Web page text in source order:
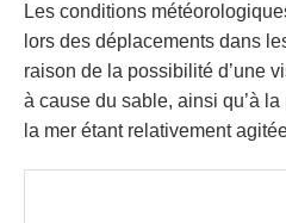
Les conditions
lors des déplacements dans
raison de la possibilité d’une
à cause du sable, ainsi qu’à
la mer étant relativement